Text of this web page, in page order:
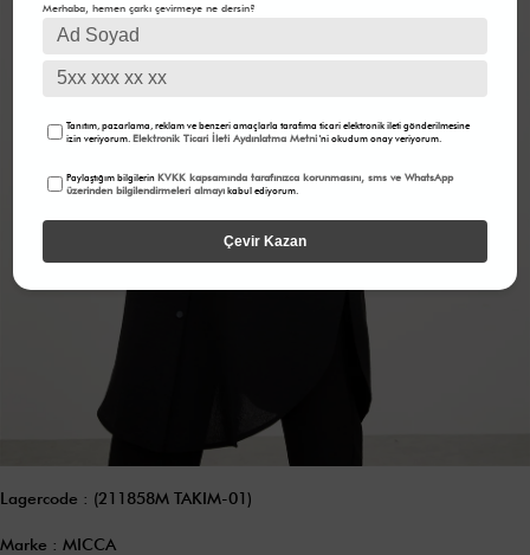
Lagercode (211858M TAKIM-01)
Marke : MICCA
Merhaba, hemen çarkı çevirmeye ne dersin?
Tanıtım, pazarlama, reklam ve benzeri amaçlarla tarafıma ticari elektronik ileti gönderilmesine
izin veriyorum.Elektronik Ticari İleti Aydınlatma Metni 'ni okudum onay veriyorum.
Paylaştığım bilgilerinKVKK kapsamında tarafınızca korunmasını, sms ve WhatsApp
üzerinden bilgilendirmeleri almayı kabul ediyorum.
Çevir Kazan